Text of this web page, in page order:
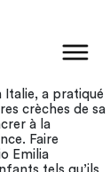
Italie, a pratiqué
crèches de sa
à la
Faire
Emilia